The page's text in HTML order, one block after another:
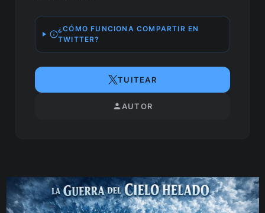
¿CÓMO FUNCIONA COMPARTIR EN
TWITTER?
TUITEAR
AUTOR